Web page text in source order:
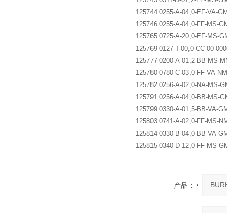
125744 0255-A-04,0-EF-VA-
125746 0255-A-04,0-FF-MS-
125765 0725-A-20,0-EF-MS-
125769 0127-T-00,0-CC-00-
125777 0200-A-01,2-BB-MS-
125780 0780-C-03,0-FF-VA-
125782 0256-A-02,0-NA-MS-
125791 0256-A-04,0-BB-MS-
125799 0330-A-01,5-BB-VA-
125803 0741-A-02,0-FF-MS-
125814 0330-B-04,0-BB-VA-
125815 0340-D-12,0-FF-MS-
产品：